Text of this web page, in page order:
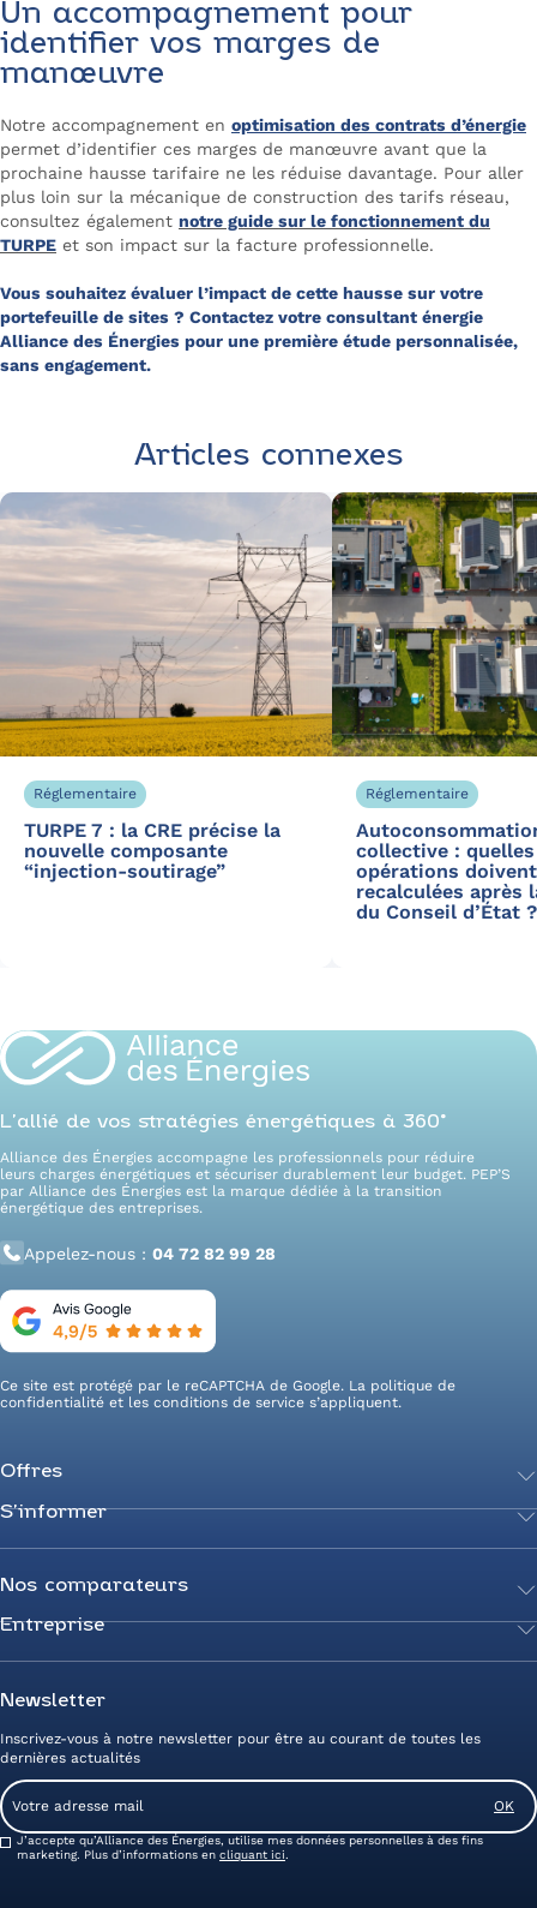
Un accompagnement pour
identifier vos marges de
manœuvre
Notre accompagnement en optimisation des contrats d’énergie
permet d’identifier ces marges de manœuvre avant que la
prochaine hausse tarifaire ne les réduise davantage. Pour aller
plus loin sur la mécanique de construction des tarifs réseau,
consultez également notre guide sur le fonctionnement du
TURPE et son impact sur la facture professionnelle.
Vous souhaitez évaluer l’impact de cette hausse sur votre
portefeuille de sites ? Contactez votre consultant énergie
Alliance des Énergies pour une première étude personnalisée,
sans engagement.
Articles connexes
Réglementaire
TURPE 7 : la CRE précise la
nouvelle composante
“injection-soutirage”
Réglementaire
collective : quelles
opérations
recalculées après
du Conseil d’État
L’allié de vos stratégies énergétiques à 360°
Alliance des Énergies accompagne les professionnels pour réduire
leurs charges énergétiques et sécuriser durablement leur budget. PEP’S
par Alliance des Énergies est la marque dédiée à la transition
énergétique des entreprises.
Appelez-nous : 04 72 82 99 28
Ce site est protégé par le reCAPTCHA de Google. La politique de
confidentialité et les conditions de service s’appliquent.
Offres
Achetez votre énergie
Transition énergétique
Secteurs d’expertise
Optimisez vos taxes et compteurs
Mix énergie
Efficacité énergétique
Photovoltaïque
Energy Management
Entreprise zéro carbone
S’informer
Actualités
Guides de l’énergie
Livres blancs
Nos comparateurs
Comparateur Électricité
Comparateur Gaz
Prix du Gaz
Entreprise
Nous rejoindre
Devenez Partenaire
Avis clients Alliance des Energies
Contactez-nous
Service client
Newsletter
Inscrivez-vous à notre newsletter pour être au courant de toutes les
dernières actualités
Consent
J’accepte qu’Alliance des Énergies, utilise mes données personnelles à des fins
marketing. Plus d’informations en cliquant ici
Email